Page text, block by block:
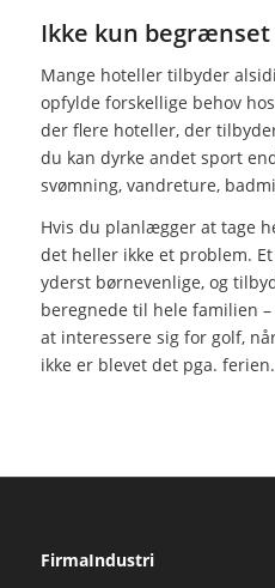
Ikke kun
Mange hoteller tilbyder
opfylde forskellige behov
der flere hoteller, der
du kan dyrke andet sport
svømning, vandreture,
Hvis du planlægger at tage
det heller ikke et problem.
yderst børnevenlige, og
beregnede til hele familien
at interessere sig for golf,
ikke er blevet det pga. ferien.
FirmaIndustri